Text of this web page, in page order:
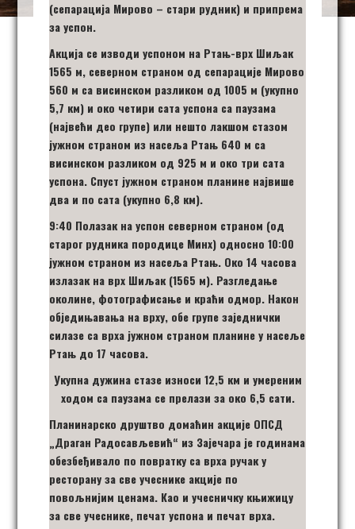
(сепарација Мирово – стари рудник) и припрема
за успон.
Акција се изводи успоном на Ртањ-врх Шиљак
1565 м, северном страном од сепарације Мирово
560 м са висинском разликом од 1005 м (укупно
5,7 км) и око четири сата успона са паузама
(највећи део групе) или нешто лакшом стазом
јужном страном из насеља Ртањ 640 м са
висинском разликом од 925 м и око три сата
успона. Спуст јужном страном планине највише
два и по сата (укупно 6,8 км).
9:40 Полазак на успон северном страном (од
старог рудника породице Минх) односно 10:00
јужном страном из насеља Ртањ. Око 14 часова
излазак на врх Шиљак (1565 м). Разгледање
околине, фотографисање и краћи одмор. Након
обједињавања на врху, обе групе заједнички
силазе са врха јужном страном планине у насеље
Ртањ до 17 часова.
Укупна дужина стазе износи 12,5 км и умереним
ходом са паузама се прелази за око 6,5 сати.
Планинарско друштво домаћин акције ОПСД
„Драган Радосављевић“ из Зајечара је годинама
обезбеђивало по повратку са врха ручак у
ресторану за све учеснике акције по
повољнијим ценама. Као и учесничку књижицу
за све учеснике, печат успона и печат врха.